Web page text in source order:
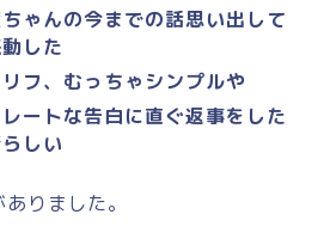
ゃんの今までの話思い出して
した
フ、むっちゃシンプルや
ートな告白に直ぐ返事をした
しい
りました。